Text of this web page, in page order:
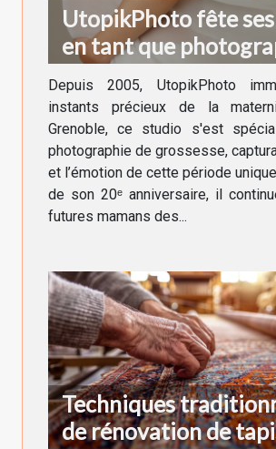
UtopikPhoto fête
en tant que
grossesse à
Depuis 2005, UtopikPhoto
instants précieux de la
Grenoble, ce studio s'est
photographie de grossesse,
et l’émotion de cette période
de son 20ᵉ anniversaire, il
futures mamans des...
Techniques
de rénovation de